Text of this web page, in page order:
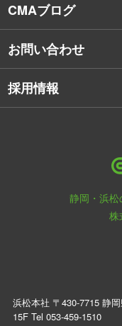
CMAブログ
お問い合わせ
採用情報
静岡・浜
株
浜松本社 〒430-7715 静
15F Tel 053-459-1510